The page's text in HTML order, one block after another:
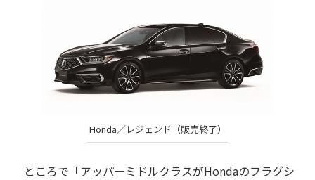
Honda／レジェンド（販売終了）
ところで「アッパーミドルクラスがHondaのフラグシ